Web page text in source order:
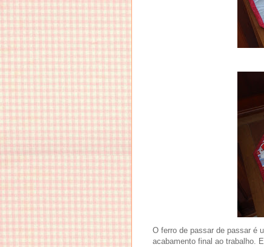
O ferro de passar de passar é
acabamento final ao trabalho.